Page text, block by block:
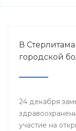
В
городской
24 декабря
участие на